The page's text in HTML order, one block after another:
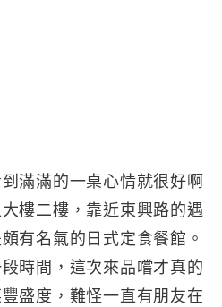
滿滿的一桌心情就很好啊
樓二樓，靠近東興路的遇
有名氣的日式定食餐館。
時間，這次來品嚐才真的
盛度，難怪一直有朋友在